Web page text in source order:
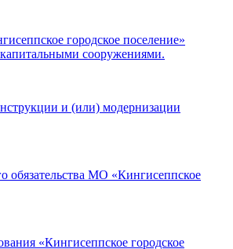
городское поселение»
сооружениями.
и (или) модернизации
обязательства МО «Кингисеппское
«Кингисеппское городское